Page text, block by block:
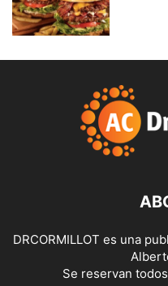
DRCORMILLOT es una
Se reservan